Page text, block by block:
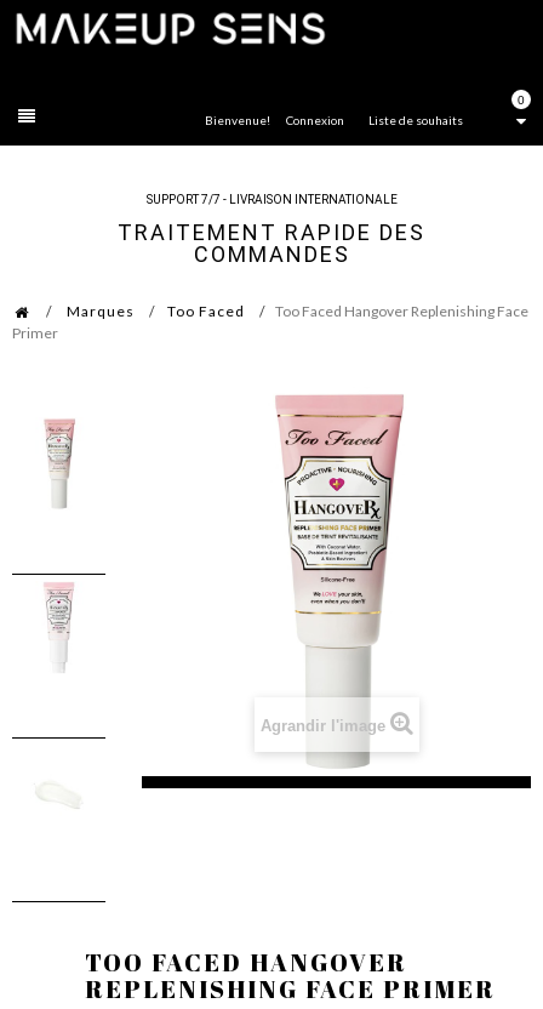
0
Liste de souhaits
Bienvenue! Connexion
SUPPORT 7/7 - LIVRAISON INTERNATIONALE
TRAITEMENT RAPIDE DES
COMMANDES
Marques Too Faced
Too Faced Hangover Replenishing Face
Primer
Agrandir l'image
TOO FACED HANGOVER
REPLENISHING FACE PRIMER